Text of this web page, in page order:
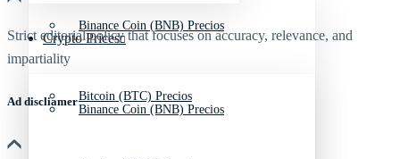
Binance Coin (BNB) Precios
Bitcoin (BTC) Precios
Crypto Prices
Binance Coin (BNB) Precios
Strict editorial policy that focuses on accuracy, relevance, and
impartiality
Ad discliamer